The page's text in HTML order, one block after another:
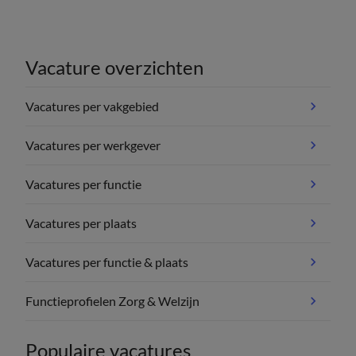
Vacature overzichten
Vacatures per vakgebied
Vacatures per werkgever
Vacatures per functie
Vacatures per plaats
Vacatures per functie & plaats
Functieprofielen Zorg & Welzijn
Populaire vacatures